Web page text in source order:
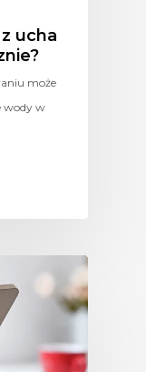
ucha
może
wody w